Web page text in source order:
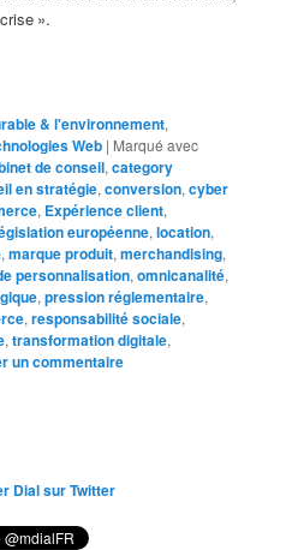
».
& l'environnement,
Web | Marqué avec
de conseil,category
en stratégie,conversion,cyber
, Expérience client,
européenne,location,
,marque produit,merchandising,
personnalisation,omnicanalité,
,pression réglementaire,
,responsabilité sociale,
,transformation digitale,
un commentaire
Dial sur Twitter